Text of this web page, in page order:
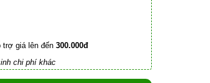
trợ giá lên đến 300.000đ
chi phí khác